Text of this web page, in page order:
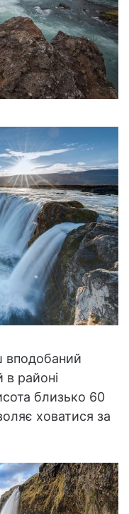
вподобаний
районі
близько 60
ховатися за